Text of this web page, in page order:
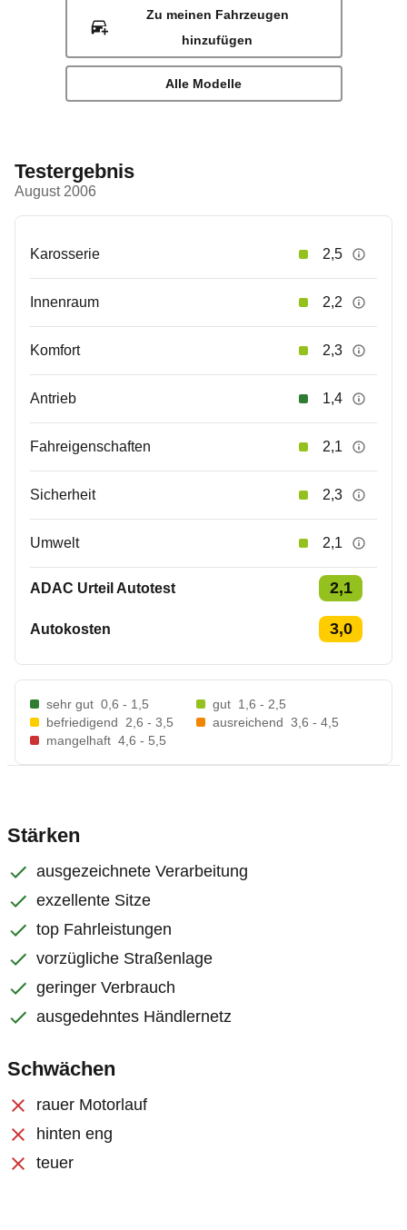
Zu meinen Fahrzeugen
hinzufügen
Alle Modelle
Testergebnis
August 2006
Karosserie 2,5
Innenraum 2,2
Komfort 2,3
Antrieb 1,4
Fahreigenschaften 2,1
Sicherheit 2,3
Umwelt 2,1
ADAC Urteil Autotest 2,1
Autokosten 3,0
sehr gut 0,6 - 1,5 gut 1,6 - 2,5
befriedigend
2,6 - 3,5 ausreichend 3,6 - 4,5
mangelhaft 4,6 - 5,5
Stärken
ausgezeichnete Verarbeitung
exzellente Sitze
top Fahrleistungen
vorzügliche Straßenlage
geringer Verbrauch
ausgedehntes Händlernetz
Schwächen
rauer Motorlauf
hinten eng
teuer